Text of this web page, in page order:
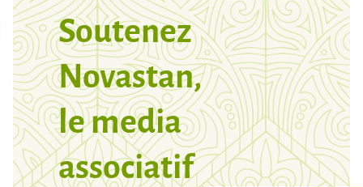
Soutenez
Novastan,
le media
associatif